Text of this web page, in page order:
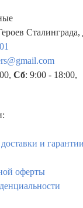
Сб: 9:00 - 18:00,
и гарантии
оферты